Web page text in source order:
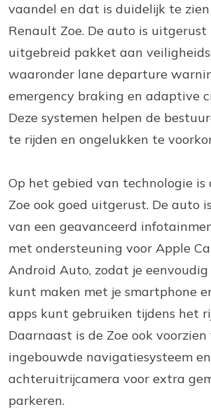
vaandel en dat is duidelijk te
Renault Zoe. De auto is uitgerust
uitgebreid pakket aan
waaronder lane departure
emergency braking en adaptive
Deze systemen helpen de
te rijden en ongelukken te
Op het gebied van technologie is
Zoe ook goed uitgerust. De auto
van een geavanceerd
met ondersteuning voor Apple
Android Auto, zodat je
kunt maken met je smartphone
apps kunt gebruiken tijdens het
Daarnaast is de Zoe ook voorzien
ingebouwde navigatiesysteem
achteruitrijcamera voor extra
parkeren.